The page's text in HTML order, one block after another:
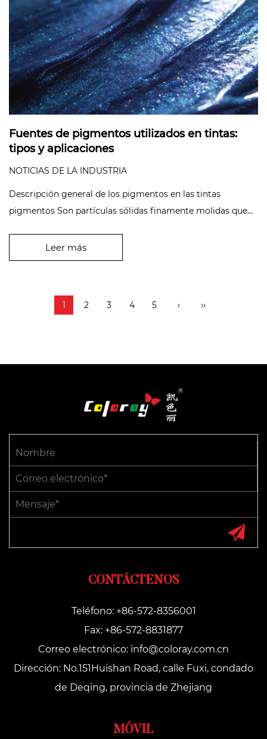
Fuentes de pigmentos utilizados en tintas:
tipos y aplicaciones
NOTICIAS DE LA INDUSTRIA
Descripción general de los pigmentos en las tintas
pigmentos Son partículas sólidas finamente molidas que
Leer más
1 2 3 4 5 › ››
CONTÁCTENOS
Teléfono: +86-572-8356001
Fax: +86-572-8831877
Correo electrónico: info@coloray.com.cn
Dirección: No.151Huishan Road, calle Fuxi, condado
de Deqing, provincia de Zhejiang
MÓVIL